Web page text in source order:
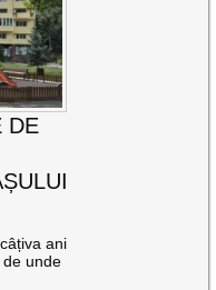
DE
ani
de unde